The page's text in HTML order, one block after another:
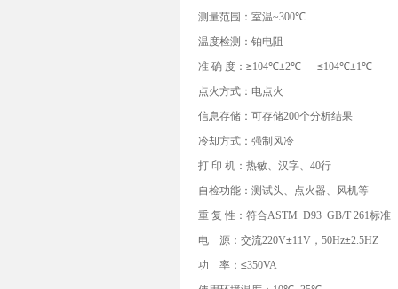
测量范围：室温~300℃
温度检测：铂电阻
准 确 度：≥104℃±2℃ ≤104℃±1℃
点火方式：电点火
信息存储：可存储200个分析结果
冷却方式：强制风冷
打 印 机：热敏、汉字、 40行
自检功能：测试头、点火器、风机等
重 复 性：符合ASTM D93 GB/T 261标准
电
源：交流220V±11V ， 50Hz±2.5HZ
功
率：≤350VA